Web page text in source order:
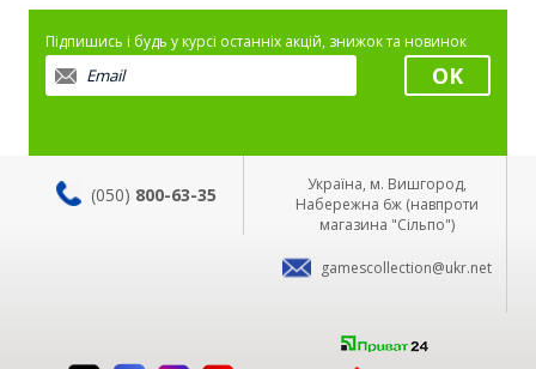
Підпишись і будь у курсі останніх акцій, знижок та новинок
(050) 800-63-35
Україна, м. Вишгород,
Набережна 6ж (навпроти
магазина "Сільпо")
gamescollection@ukr.net